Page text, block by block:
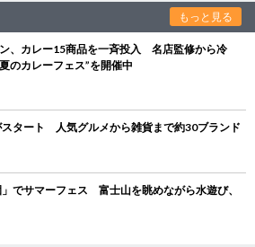
もっと見る
、カレー15商品を一斉投入 名店監修から冷
のカレーフェス”を開催中
タート 人気グルメから雑貨まで約30ブランド
」でサマーフェス 富士山を眺めながら水遊び、